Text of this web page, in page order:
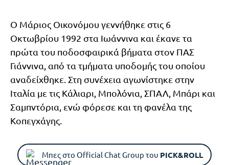
Ο Μάριος Οικονόμου γεννήθηκε στις 6
Οκτωβρίου 1992 στα Ιωάννινα και έκανε τα
πρώτα του ποδοσφαιρικά βήματα στον ΠΑΣ
Γιάννινα, από τα τμήματα υποδομής του οποίου
αναδείχθηκε. Στη συνέχεια αγωνίστηκε στην
Ιταλία με τις Κάλιαρι, Μπολόνια, ΣΠΑΛ, Μπάρι και
Σαμπντόρια, ενώ φόρεσε και τη φανέλα της
Κοπεγχάγης.
Μπες στο Official Chat Group του PICK&ROLL